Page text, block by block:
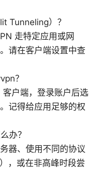
Tunneling）？
走特定应用或网
请在客户端设置中查
？
户端，登录账户后选
记得给应用足够的权
办？
器、使用不同的协议
，或在非高峰时段尝